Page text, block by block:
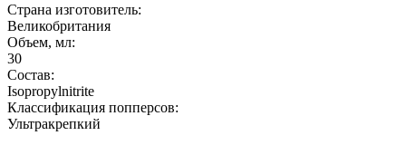
Страна изготовитель:
Великобритания
Объем, мл:
30
Состав:
Isopropylnitrite
Классификация попперсов:
Ультракрепкий